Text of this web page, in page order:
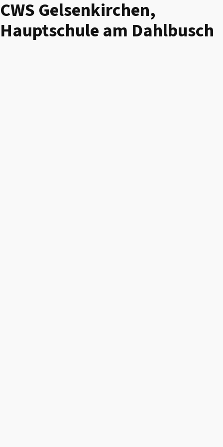
CWS Gelsenkirchen,
Hauptschule am Dahlbusch